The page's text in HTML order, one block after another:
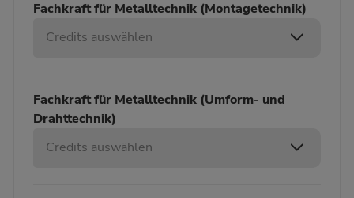
Fachkraft für Metalltechnik (Montagetechnik)
Credits auswählen
Fachkraft für Metalltechnik (Umform- und
Drahttechnik)
Credits auswählen